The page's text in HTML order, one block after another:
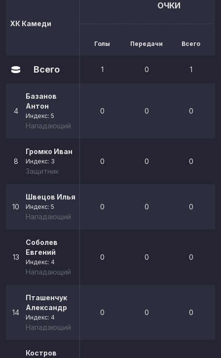
ХК Камеди
ОЧКИ
Голы Передачи Всего
Всего 1 0 1
4
Базанов
Антон
Индекс: 5
Нападающий
0 0 0
8
Громко Иван
Индекс: 3
Защитник
0 0 0
10
Швецов Илья
Индекс: 5
Нападающий
0 0 0
13
Соболев
Евгений
Индекс: 4
Нападающий
0 0 0
14
Пташенчук
Александр
Индекс: 4
Нападающий
0 0 0
Костров